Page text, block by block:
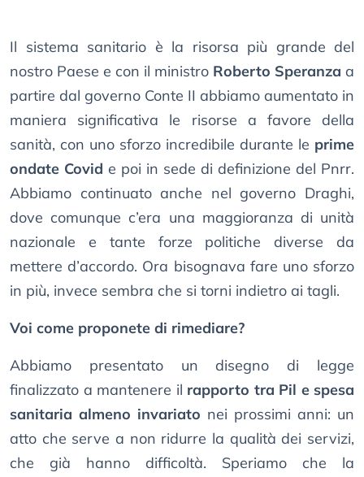
Il sistema sanitario è la risorsa più grande del
nostro Paese e con il ministro Roberto Speranza a
partire dal governo Conte II abbiamo aumentato in
maniera significativa le risorse a favore della
sanità, con uno sforzo incredibile durante le prime
ondate Covid e poi in sede di definizione del Pnrr.
Abbiamo continuato anche nel governo Draghi,
dove comunque c’era una maggioranza di unità
nazionale e tante forze politiche diverse da
mettere d’accordo. Ora bisognava fare uno sforzo
in più, invece sembra che si torni indietro ai tagli.
Voi come proponete di rimediare?
Abbiamo presentato un disegno di legge
finalizzato a mantenere il rapporto tra Pil e spesa
sanitaria almeno invariato nei prossimi anni: un
atto che serve a non ridurre la qualità dei servizi,
che già hanno difficoltà. Speriamo che la